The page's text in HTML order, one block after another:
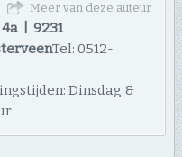
Meer van deze auteur
| 9231
Tel: 0512-
Dinsdag &